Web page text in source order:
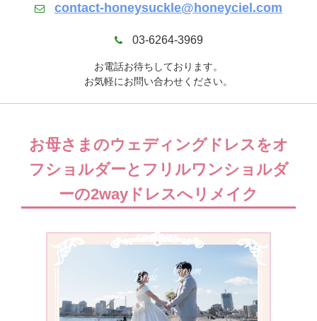
contact-honeysuckle@honeyciel.com
03-6264-3969
お電話お待ちしております。
お気軽にお問い合わせください。
お母さまのウェディングドレスをオ
フショルダーとフリルワンショルダ
ーの2wayドレスへリメイク